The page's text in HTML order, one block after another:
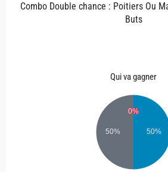
Combo Double chance : Poitiers Ou
Buts
Qui va gagner